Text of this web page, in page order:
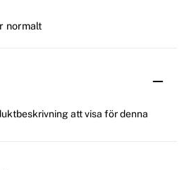
normalt
att visa för denna